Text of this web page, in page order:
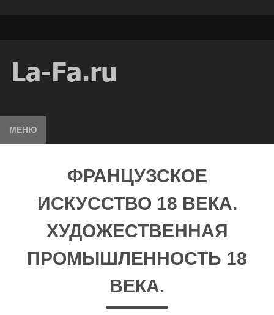
МЕНЮ
ФРАНЦУЗСКОЕ
ИСКУССТВО 18 ВЕКА.
ХУДОЖЕСТВЕННАЯ
ПРОМЫШЛЕННОСТЬ 18
ВЕКА.